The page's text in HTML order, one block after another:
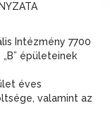
Intézmény 7700
épületeinek
éves
valamint az